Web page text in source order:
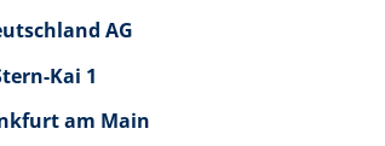
AG
Kai 1
am Main